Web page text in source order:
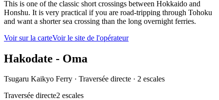
This is one of the classic short crossings between Hokkaido and
Honshu. It is very practical if you are road-tripping through Tohoku
and want a shorter sea crossing than the long overnight ferries.
Voir sur la carteVoir le site de l'opérateur
Hakodate - Oma
Tsugaru Kaikyo Ferry · Traversée directe · 2 escales
Traversée directe2 escales